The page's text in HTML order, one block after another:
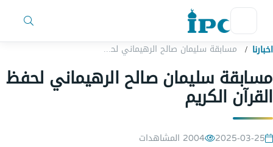
اخبارنا مسابقة سليمان صالح الرهيماني لحفظ القرآن الكريم
مسابقة سليمان صالح الرهيماني لحفظ
القرآن الكريم
2025-03-25 2004 المشاهدات